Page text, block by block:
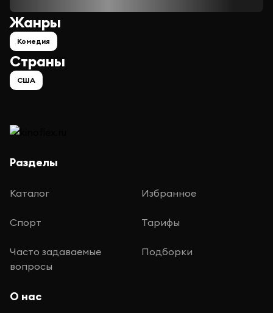
Страны
США
Жанры
Комедия
Разделы
Каталог Избранное
Спорт Тарифы
Часто задаваемые
вопросы
Подборки
О нас